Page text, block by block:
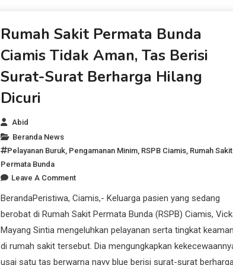
Rumah Sakit Permata Bunda
Ciamis Tidak Aman, Tas Berisi
Surat-Surat Berharga Hilang
Dicuri
Abid
Beranda News
Pelayanan Buruk, Pengamanan Minim, RSPB Ciamis, Rumah Sakit
Permata Bunda
Leave A Comment
BerandaPeristiwa, Ciamis,- Keluarga pasien yang sedang
berobat di Rumah Sakit Permata Bunda (RSPB) Ciamis,
Mayang Sintia mengeluhkan pelayanan serta tingkat
di rumah sakit tersebut. Dia mengungkapkan
usai satu tas berwarna navy blue berisi surat-surat